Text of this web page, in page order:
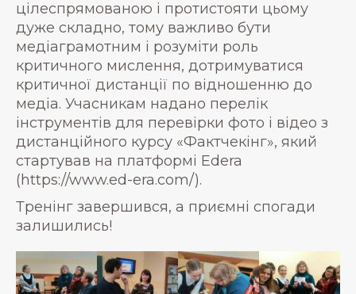
цілеспрямованою і протистояти цьому
дуже складно, тому важливо бути
медіаграмотним і розуміти роль
критичного мислення, дотримуватися
критичної дистанції по відношенню до
медіа. Учасникам надано перелік
інструментів для перевірки фото і відео з
дистанційного курсу «Фактчекінг», який
стартував на платформі Edera
(https://www.ed-era.com/).
Тренінг завершився, а приємні спогади
залишились!